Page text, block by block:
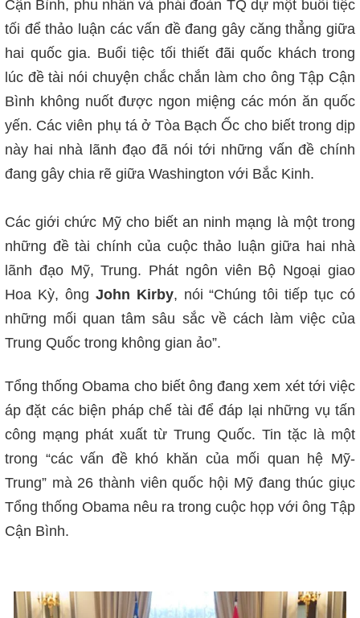
Cận Bình, phu nhân và phái đoàn TQ dự một buổi tiệc
tối để thảo luận các vấn đề đang gây căng thẳng giữa
hai quốc gia. Buổi tiệc tối thiết đãi quốc khách trong
lúc đề tài nói chuyện chắc chắn làm cho ông Tập Cận
Bình không nuốt được ngon miệng các món ăn quốc
yến. Các viên phụ tá ở Tòa Bạch Ốc cho biết trong dịp
này hai nhà lãnh đạo đã nói tới những vấn đề chính
đang gây chia rẽ giữa Washington với Bắc Kinh.
Các giới chức Mỹ cho biết an ninh mạng là một trong
những đề tài chính của cuộc thảo luận giữa hai nhà
lãnh đạo Mỹ, Trung. Phát ngôn viên Bộ Ngoại giao
Hoa Kỳ, ông John Kirby, nói “Chúng tôi tiếp tục có
những mối quan tâm sâu sắc về cách làm việc của
Trung Quốc trong không gian ảo”.
Tổng thống Obama cho biết ông đang xem xét tới việc
áp đặt các biện pháp chế tài để đáp lại những vụ tấn
công mạng phát xuất từ Trung Quốc. Tin tặc là một
trong “các vấn đề khó khăn của mối quan hệ Mỹ-
Trung” mà 26 thành viên quốc hội Mỹ đang thúc giục
Tổng thống Obama nêu ra trong cuộc họp với ông Tập
Cận Bình.